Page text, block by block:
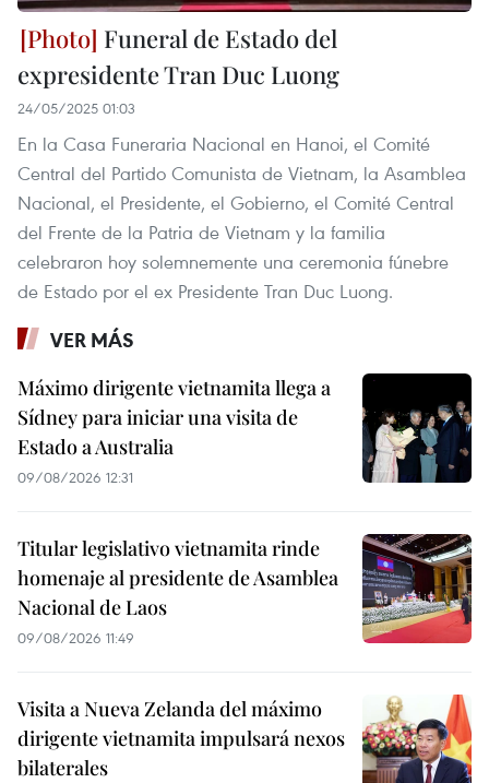
Funeral de Estado del
expresidente Tran Duc Luong
24/05/2025 01:03
En la Casa Funeraria Nacional en Hanoi, el Comité
Central del Partido Comunista de Vietnam, la Asamblea
Nacional, el Presidente, el Gobierno, el Comité Central
del Frente de la Patria de Vietnam y la familia
celebraron hoy solemnemente una ceremonia fúnebre
de Estado por el ex Presidente Tran Duc Luong.
VER MÁS
Máximo dirigente vietnamita llega a
Sídney para iniciar una visita de
Estado a Australia
09/08/2026 12:31
Titular legislativo vietnamita rinde
homenaje al presidente de Asamblea
Nacional de Laos
09/08/2026 11:49
Visita a Nueva Zelanda del máximo
dirigente vietnamita impulsará nexos
bilaterales